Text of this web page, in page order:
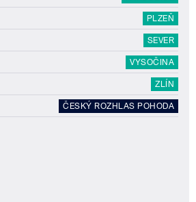
PLZEŇ
SEVER
VYSOČINA
ZLÍN
ČESKÝ ROZHLAS POHODA